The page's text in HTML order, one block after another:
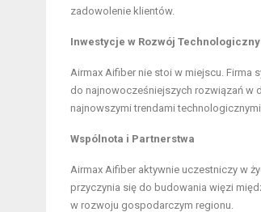
zadowolenie klientów.
Inwestycje w Rozwój Technologiczny
Airmax Aifiber nie stoi w miejscu.
do najnowocześniejszych rozwiązań w
najnowszymi trendami technologicznymi.
Wspólnota i Partnerstwa
Airmax Aifiber aktywnie uczestniczy w
przyczynia się do budowania więzi
w rozwoju gospodarczym regionu.